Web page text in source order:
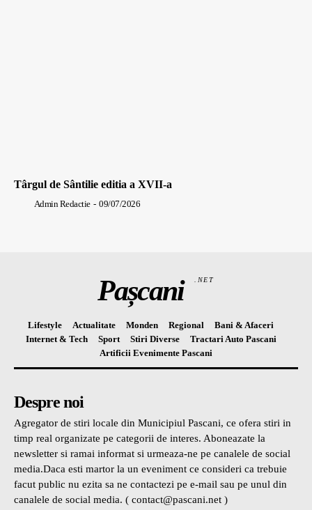
Târgul de Sântilie editia a XVII-a
Admin Redactie - 09/07/2026
Pașcani .NET
Lifestyle Actualitate Monden Regional
Bani & Afaceri
Internet & Tech
Sport Stiri Diverse
Tractari Auto Pascani
Artificii Evenimente Pascani
Despre noi
Agregator de stiri locale din Municipiul Pascani, ce ofera stiri in
timp real organizate pe categorii de interes. Aboneazate la
newsletter si ramai informat si urmeaza-ne pe canalele de social
media.Daca esti martor la un eveniment ce consideri ca trebuie
facut public nu ezita sa ne contactezi pe e-mail sau pe unul din
canalele de social media. ( contact@pascani.net )